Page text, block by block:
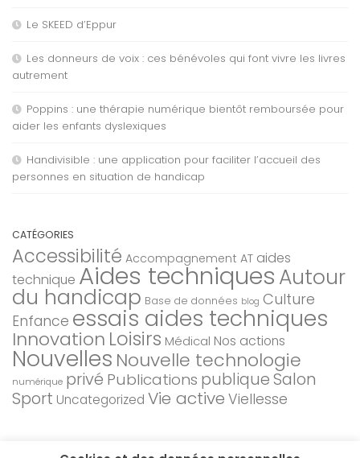
Le SKEED d’Eppur
Les donneurs de voix : ces bénévoles qui font vivre les livres
autrement
Poppins : une thérapie numérique bientôt remboursée pour
aider les enfants dyslexiques
Handivisible : une application pour faciliter l’accueil des
personnes en situation de handicap
CATÉGORIES
Accessibilité Accompagnement AT aides
technique Aides techniquesAutour
du handicap Base de données blog Culture
Enfance essais aides techniques
Innovation Loisirs Médical Nos actions
Nouvelles Nouvelle technologie
numérique privé Publications publiqueSalon
Sport Uncategorized Vie active Viellesse